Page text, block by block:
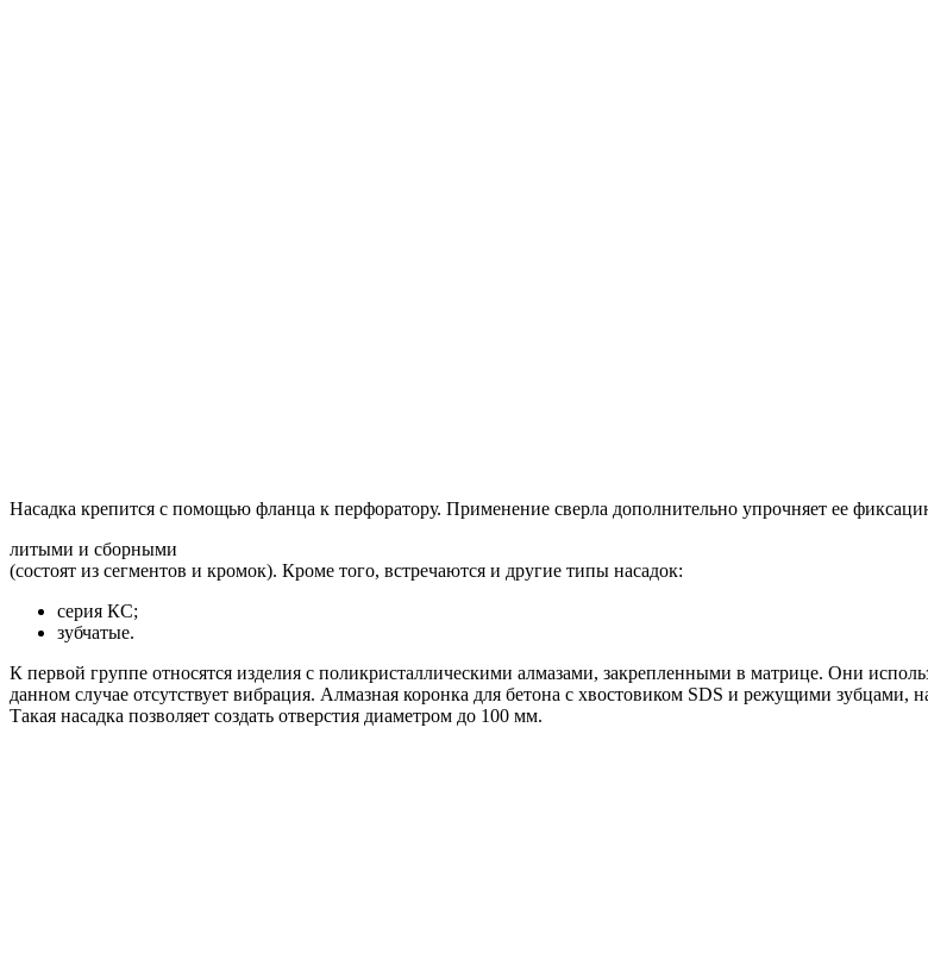
Насадка крепится с помощью фланца к перфоратору. Применение сверла дополнительно упрочняет ее
литыми и сборными
(состоят из сегментов и кромок). Кроме того, встречаются и другие типы насадок:
серия КС;
зубчатые.
К первой группе относятся изделия с поликристаллическими алмазами, закрепленными в матрице. Они
данном случае отсутствует вибрация. Алмазная коронка для бетона с хвостовиком SDS и режущими зубцами,
Такая насадка позволяет создать отверстия диаметром до 100 мм.